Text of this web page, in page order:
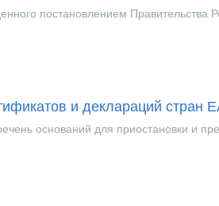
постановлением Правительства
и деклараций стран
оснований для приостановки и